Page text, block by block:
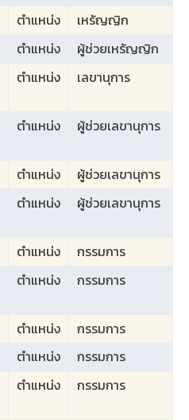
ตำแหน่ง
เหรัญญิก
ตำแหน่ง
ผู้ช่วยเหรัญญิก
ตำแหน่ง เลขานุการ
ตำแหน่ง ผู้ช่วยเลขานุการ
ตำแหน่ง
ผู้ช่วยเลขานุการ
ตำแหน่ง ผู้ช่วยเลขานุการ
ตำแหน่ง
กรรมการ
ตำแหน่ง กรรมการ
ตำแหน่ง
กรรมการ
ตำแหน่ง
กรรมการ
ตำแหน่ง กรรมการ